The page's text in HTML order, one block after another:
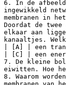
6. In de
ingewikkeld
membranen in
Doordat de twee
elkaar aan
kanaaltjes.
| [A] | een
| [C] | een
7. De kleine
eiwitten. Hoe
8. Waarom